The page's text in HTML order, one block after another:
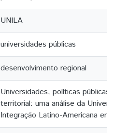
UNILA
universidades públicas
desenvolvimento regional
Universidades, políticas
territorial: uma análise da
Integração Latino-Americana em